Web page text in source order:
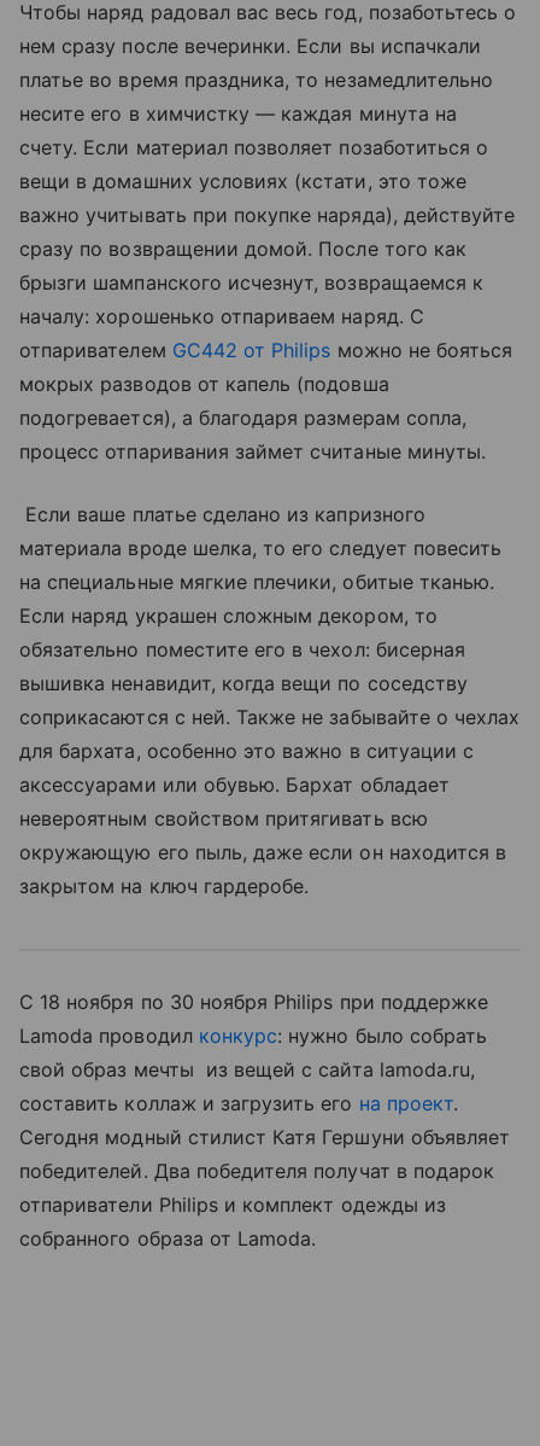
Чтобы наряд радовал вас весь год, позаботьтесь о
нем сразу после вечеринки. Если вы испачкали
платье во время праздника, то незамедлительно
несите его в химчистку — каждая минута на
счету. Если материал позволяет позаботиться о
вещи в домашних условиях (кстати, это тоже
важно учитывать при покупке наряда), действуйте
сразу по возвращении домой. После того как
брызги шампанского исчезнут, возвращаемся к
началу: хорошенько отпариваем наряд. С
отпаривателем GC442 от Philips можно не бояться
мокрых разводов от капель (подовша
подогревается), а благодаря размерам сопла,
процесс отпаривания займет считаные минуты.
Если ваше платье сделано из капризного
материала вроде шелка, то его следует повесить
на специальные мягкие плечики, обитые тканью.
Если наряд украшен сложным декором, то
обязательно поместите его в чехол: бисерная
вышивка ненавидит, когда вещи по соседству
соприкасаются с ней. Также не забывайте о чехлах
для бархата, особенно это важно в ситуации с
аксессуарами или обувью. Бархат обладает
невероятным свойством притягивать всю
окружающую его пыль, даже если он находится в
закрытом на ключ гардеробе.
С 18 ноября по 30 ноября Philips при поддержке
Lamoda проводил конкурс: нужно было собрать
свой образ мечты из вещей с сайта lamoda.ru,
составить коллаж и загрузить его на проект.
Сегодня модный стилист Катя Гершуни объявляет
победителей. Два победителя получат в подарок
отпариватели Philips и комплект одежды из
собранного образа от Lamoda.